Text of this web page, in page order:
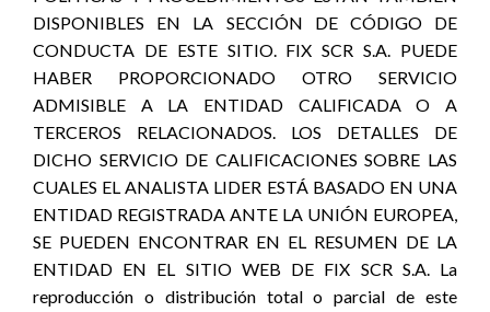
DISPONIBLES EN LA SECCIÓN DE CÓDIGO DE
CONDUCTA DE ESTE SITIO. FIX SCR S.A. PUEDE
HABER PROPORCIONADO OTRO SERVICIO
ADMISIBLE A LA ENTIDAD CALIFICADA O A
TERCEROS RELACIONADOS. LOS DETALLES DE
DICHO SERVICIO DE CALIFICACIONES SOBRE LAS
CUALES EL ANALISTA LIDER ESTÁ BASADO EN UNA
ENTIDAD REGISTRADA ANTE LA UNIÓN EUROPEA,
SE PUEDEN ENCONTRAR EN EL RESUMEN DE LA
ENTIDAD EN EL SITIO WEB DE FIX SCR S.A. La
reproducción o distribución total o parcial de este